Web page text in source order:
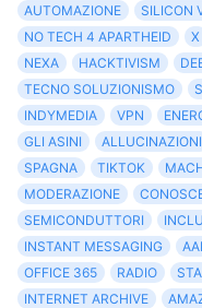
AUTOMAZIONE
SILICON
NO TECH 4 APARTHEID
X
NEXA
HACKTIVISM
TECNO SOLUZIONISMO
INDYMEDIA
VPN
GLI ASINI
ALLUCINAZIONI
SPAGNA
TIKTOK
MODERAZIONE
SEMICONDUTTORI
INSTANT MESSAGING
OFFICE 365
RADIO
INTERNET ARCHIVE